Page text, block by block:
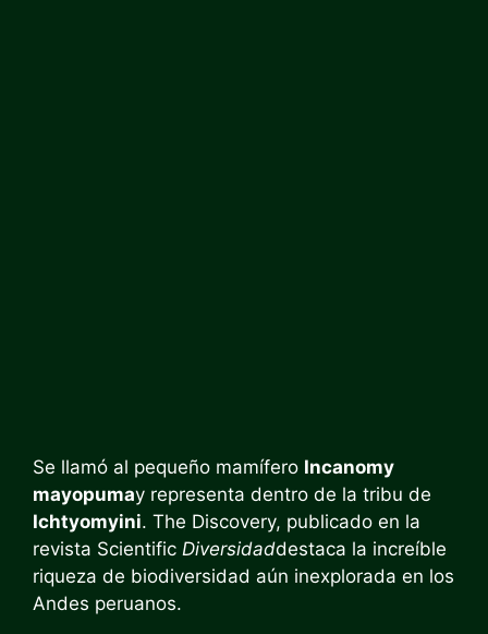
Se llamó al pequeño mamífero Incanomy
mayopumay representa dentro de la tribu de
Ichtyomyini. The Discovery, publicado en la
revista Scientific Diversidaddestaca la increíble
riqueza de biodiversidad aún inexplorada en los
Andes peruanos.